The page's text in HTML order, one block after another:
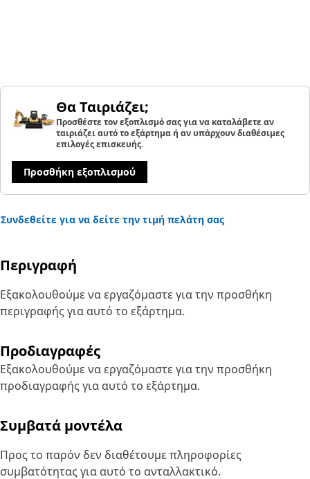
Θα Ταιριάζει;
Προσθέστε τον εξοπλισμό σας για να καταλάβετε αν
ταιριάζει αυτό το εξάρτημα ή αν υπάρχουν διαθέσιμες
επιλογές επισκευής.
Προσθήκη εξοπλισμού
Συνδεθείτε για να δείτε την τιμή πελάτη σας
Περιγραφή
Εξακολουθούμε να εργαζόμαστε για την προσθήκη
περιγραφής για αυτό το εξάρτημα.
Προδιαγραφές
Εξακολουθούμε να εργαζόμαστε για την προσθήκη
προδιαγραφής για αυτό το εξάρτημα.
Συμβατά μοντέλα
Προς το παρόν δεν διαθέτουμε πληροφορίες
συμβατότητας για αυτό το ανταλλακτικό.